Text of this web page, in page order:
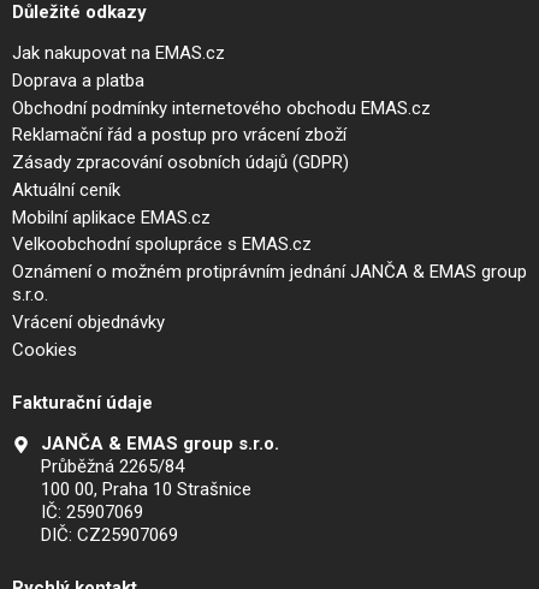
Důležité odkazy
Jak nakupovat na EMAS.cz
Doprava a platba
Obchodní podmínky internetového obchodu EMAS.cz
Reklamační řád a postup pro vrácení zboží
Zásady zpracování osobních údajů (GDPR)
Aktuální ceník
Mobilní aplikace EMAS.cz
Velkoobchodní spolupráce s EMAS.cz
Oznámení o možném protiprávním jednání JANČA & EMAS group
s.r.o.
Vrácení objednávky
Cookies
Fakturační údaje
JANČA & EMAS group s.r.o.
Průběžná 2265/84
100 00, Praha 10 Strašnice
IČ: 25907069
DIČ: CZ25907069